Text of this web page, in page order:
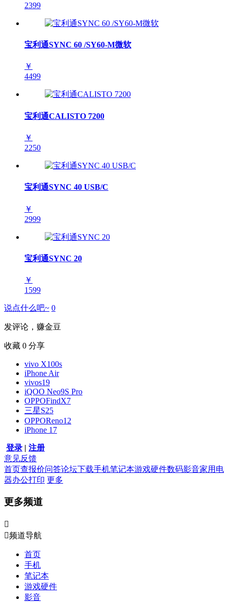
2399
宝利通SYNC 60 /SY60-M微软
￥
4499
宝利通CALISTO 7200
￥
2250
宝利通SYNC 40 USB/C
￥
2999
宝利通SYNC 20
￥
1599
说点什么吧~ 0
发评论，赚金豆
收藏 0 分享
vivo X100s
iPhone Air
vivos19
iQOO Neo9S Pro
OPPOFindX7
三星S25
OPPOReno12
iPhone 17
登录 | 注册
意见反馈
首页查报价问答论坛下载手机笔记本游戏硬件数码影音家用电
器办公打印 更多
更多频道

频道导航
首页
手机
笔记本
游戏硬件
影音